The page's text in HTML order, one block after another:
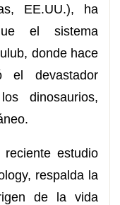
EE.UU.), ha
el sistema
donde hace
el devastador
dinosaurios,
estudio
respalda la
de la vida